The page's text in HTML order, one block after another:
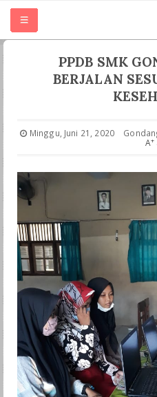
UNIT KERJA
LASKURIN
TEFA & WIRAUSAHA
PKL PRAKRIN
BKK
LSP
GALERI
PPDB SMK
BERJALAN
Minggu, Juni 21, 2020
A+